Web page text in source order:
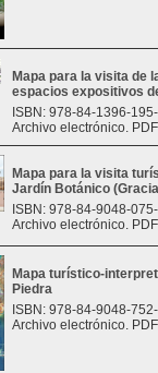
Mapa para la visita de
espacios expositivos
ISBN: 978-84-1396-
Archivo electrónico.
Mapa para la visita
Jardín Botánico
ISBN: 978-84-9048-
Archivo electrónico.
Mapa turístico-
Piedra
ISBN: 978-84-9048-
Archivo electrónico.